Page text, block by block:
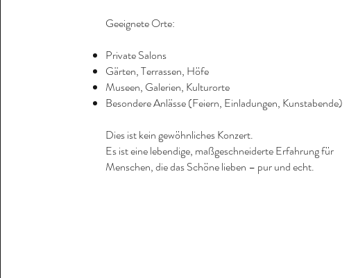
Geeignete Orte:
Private Salons
Gärten, Terrassen, Höfe
Museen, Galerien, Kulturorte
Besondere Anlässe (Feiern, Einladungen, Kunstabende)
Dies ist kein gewöhnliches Konzert.
Es ist eine lebendige, maßgeschneiderte Erfahrung für
Menschen, die das Schöne lieben – pur und echt.